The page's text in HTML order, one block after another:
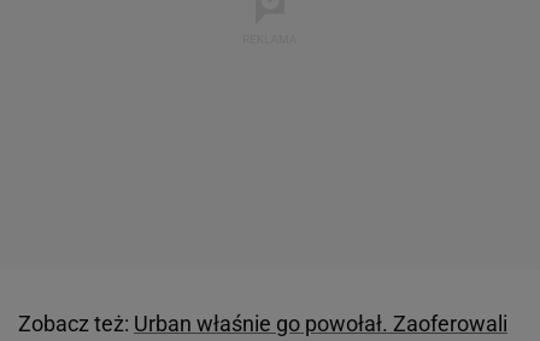
Zobacz też: Urban właśnie go powołał. Zaoferowali